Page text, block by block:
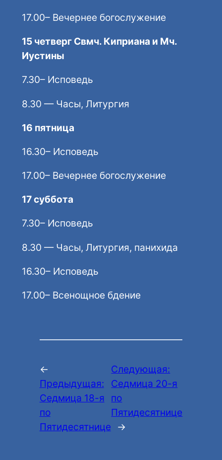
17.00– Вечернее богослужение
15 четверг Свмч. Киприана и Мч.
Иустины
7.30– Исповедь
8.30 — Часы, Литургия
16 пятница
16.30– Исповедь
17.00– Вечернее богослужение
17 суббота
7.30– Исповедь
8.30 — Часы, Литургия, панихида
16.30– Исповедь
17.00– Всенощное бдение
←
Предыдущая:
Седмица 18-я
по
Пятидесятнице
Следующая:
Седмица 20-я
по
Пятидесятнице
→